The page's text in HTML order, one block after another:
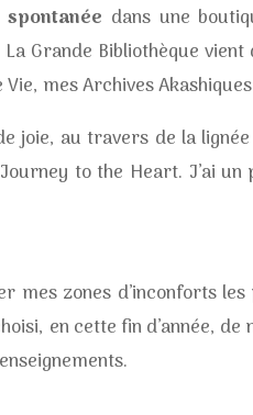
dans une
Grande Bibliothèque
mes Archives
joie, au travers de la
to the Heart. J’ai
mes zones d’inconforts
en cette fin d’année,